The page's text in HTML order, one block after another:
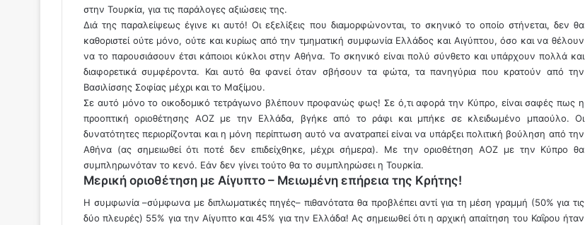
στην Τουρκία, για τις παράλογες αξιώσεις της.
Διά της παραλείψεως έγινε κι αυτό! Οι εξελίξεις που διαμορφώνονται, το σκηνικό το οποίο στήνεται, δεν θα
καθοριστεί ούτε μόνο, ούτε και κυρίως από την τμηματική συμφωνία Ελλάδος και Αιγύπτου, όσο και να θέλουν
να το παρουσιάσουν έτσι κάποιοι κύκλοι στην Αθήνα. Το σκηνικό είναι πολύ σύνθετο και υπάρχουν πολλά και
διαφορετικά συμφέροντα. Και αυτό θα φανεί όταν σβήσουν τα φώτα, τα πανηγύρια που κρατούν από την
Βασιλίσσης Σοφίας μέχρι και το Μαξίμου.
Σε αυτό μόνο το οικοδομικό τετράγωνο βλέπουν προφανώς φως! Σε ό,τι αφορά την Κύπρο, είναι σαφές πως η
προοπτική οριοθέτησης ΑΟΖ με την Ελλάδα, βγήκε από το ράφι και μπήκε σε κλειδωμένο μπαούλο. Οι
δυνατότητες περιορίζονται και η μόνη περίπτωση αυτό να ανατραπεί είναι να υπάρξει πολιτική βούληση από την
Αθήνα (ας σημειωθεί ότι ποτέ δεν επιδείχθηκε, μέχρι σήμερα). Με την οριοθέτηση ΑΟΖ με την Κύπρο θα
συμπληρωνόταν το κενό. Εάν δεν γίνει τούτο θα το συμπληρώσει η Τουρκία.
Μερική οριοθέτηση με Αίγυπτο – Μειωμένη επήρεια της Κρήτης!
Η συμφωνία –σύμφωνα με διπλωματικές πηγές– πιθανότατα θα προβλέπει αντί για τη μέση γραμμή (50% για τις
δύο πλευρές) 55% για την Αίγυπτο και 45% για την Ελλάδα! Ας σημειωθεί ότι η αρχική απαίτηση του Καΐρου ήταν